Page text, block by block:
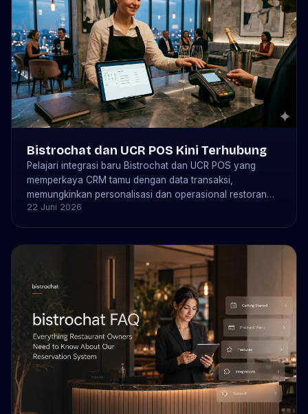
Bistrochat dan UCR POS Kini Terhubung
Pelajari integrasi baru Bistrochat dan UCR POS yang
memperkaya CRM tamu dengan data transaksi,
memungkinkan personalisasi dan operasional restoran
yang lebih cerdas.
22 Juni 2026